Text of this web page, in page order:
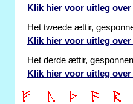
Klik hier voor uitleg over
Het tweede ættir,
Klik hier voor uitleg over
Het derde ættir,
Klik hier voor uitleg